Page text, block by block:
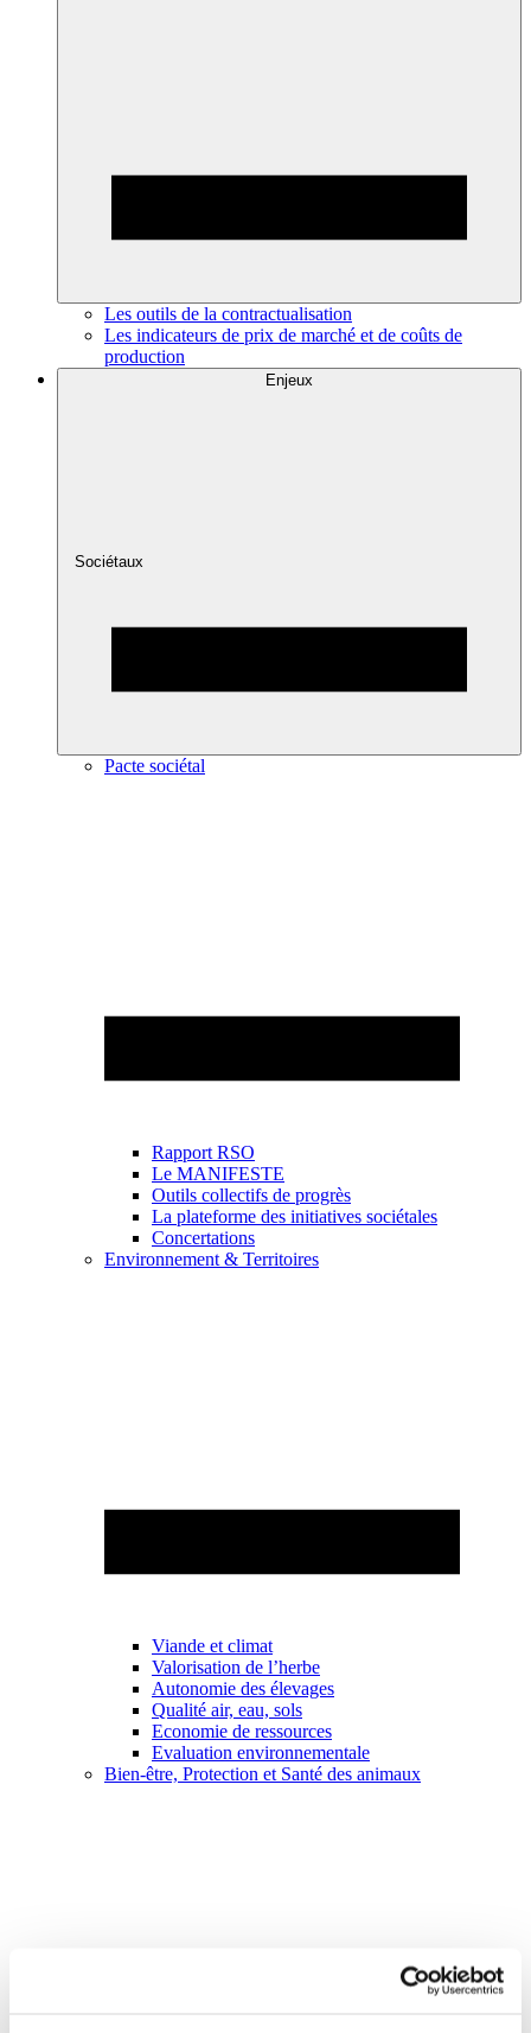
Les outils de la contractualisation
Les indicateurs de prix de marché et de coûts de
production
Enjeux
Sociétaux
Pacte sociétal
Rapport RSO
Le MANIFESTE
Outils collectifs de progrès
La plateforme des initiatives sociétales
Concertations
Environnement & Territoires
Viande et climat
Valorisation de l’herbe
Autonomie des élevages
Qualité air, eau, sols
Economie de ressources
Evaluation environnementale
Bien-être, Protection et Santé des animaux